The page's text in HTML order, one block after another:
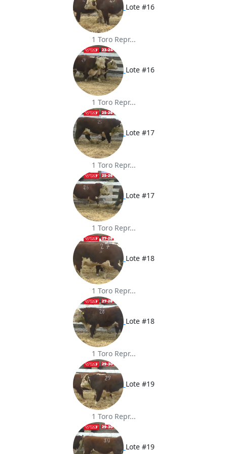
Lote #16
1 Toro Repr...
Lote #16
1 Toro Repr...
Lote #17
1 Toro Repr...
Lote #17
1 Toro Repr...
Lote #18
1 Toro Repr...
Lote #18
1 Toro Repr...
Lote #19
1 Toro Repr...
Lote #19